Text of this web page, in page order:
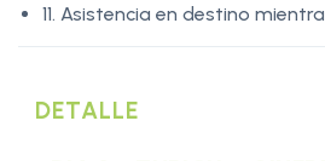
11. Asistencia en destino
DETALLE